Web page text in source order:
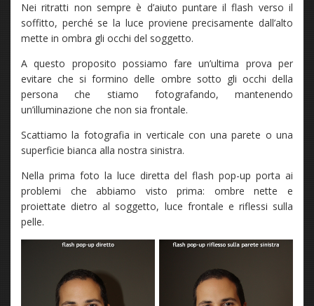
Nei ritratti non sempre è d’aiuto puntare il flash verso il
soffitto, perché se la luce proviene precisamente dall’alto
mette in ombra gli occhi del soggetto.
A questo proposito possiamo fare un’ultima prova per
evitare che si formino delle ombre sotto gli occhi della
persona che stiamo fotografando, mantenendo
un’illuminazione che non sia frontale.
Scattiamo la fotografia in verticale con una parete o una
superficie bianca alla nostra sinistra.
Nella prima foto la luce diretta del flash pop-up porta ai
problemi che abbiamo visto prima: ombre nette e
proiettate dietro al soggetto, luce frontale e riflessi sulla
pelle.